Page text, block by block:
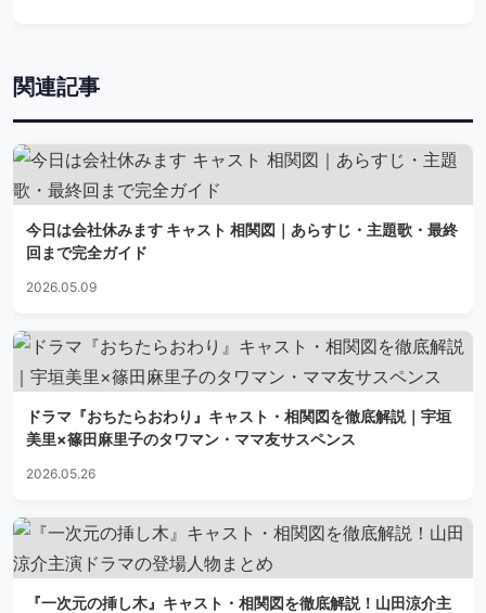
関連記事
今日は会社休みます キャスト 相関図｜あらすじ・主題歌・最終
回まで完全ガイド
2026.05.09
ドラマ『おちたらおわり』キャスト・相関図を徹底解説｜宇垣
美里×篠田麻里子のタワマン・ママ友サスペンス
2026.05.26
『一次元の挿し木』キャスト・相関図を徹底解説！山田涼介主